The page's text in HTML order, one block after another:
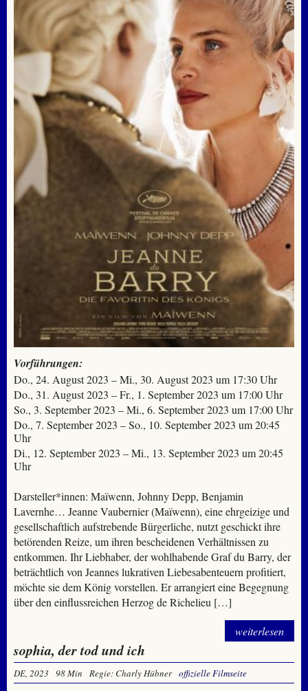
Vorführungen:
Do., 24. August 2023 – Mi., 30. August 2023 um 17:30 Uhr
Do., 31. August 2023 – Fr., 1. September 2023 um 17:00 Uhr
So., 3. September 2023 – Mi., 6. September 2023 um 17:00 Uhr
Do., 7. September 2023 – So., 10. September 2023 um 20:45
Uhr
Di., 12. September 2023 – Mi., 13. September 2023 um 20:45
Uhr
Darsteller*innen: Maïwenn, Johnny Depp, Benjamin
Lavernhe… Jeanne Vaubernier (Maïwenn), eine ehrgeizige und
gesellschaftlich aufstrebende Bürgerliche, nutzt geschickt ihre
betörenden Reize, um ihren bescheidenen Verhältnissen zu
entkommen. Ihr Liebhaber, der wohlhabende Graf du Barry, der
beträchtlich von Jeannes lukrativen Liebesabenteuern profitiert,
möchte sie dem König vorstellen. Er arrangiert eine Begegnung
über den einflussreichen Herzog de Richelieu […]
weiterlesen
sophia, der tod und ich
DE, 2023 98 Min Regie: Charly Hübner offizielle Filmseite